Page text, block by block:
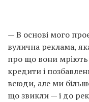
— В основі мого
вулична реклама,
про що вони
кредити і
всюди, але ми
що звикли — і до